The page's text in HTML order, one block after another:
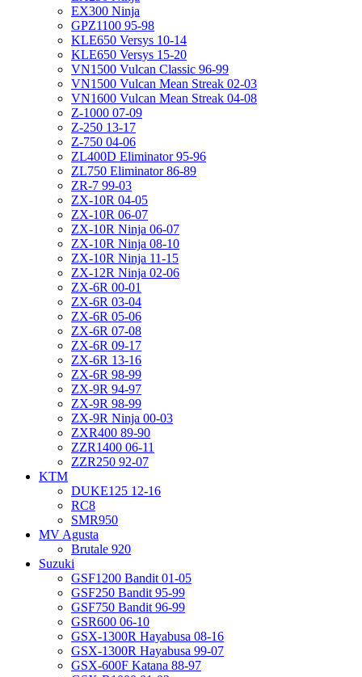
EX300 Ninja
GPZ1100 95-98
KLE650 Versys 10-14
KLE650 Versys 15-20
VN1500 Vulcan Classic 96-99
VN1500 Vulcan Mean Streak 02-03
VN1600 Vulcan Mean Streak 04-08
Z-1000 07-09
Z-250 13-17
Z-750 04-06
ZL400D Eliminator 95-96
ZL750 Eliminator 86-89
ZR-7 99-03
ZX-10R 04-05
ZX-10R 06-07
ZX-10R Ninja 06-07
ZX-10R Ninja 08-10
ZX-10R Ninja 11-15
ZX-12R Ninja 02-06
ZX-6R 00-01
ZX-6R 03-04
ZX-6R 05-06
ZX-6R 07-08
ZX-6R 09-17
ZX-6R 13-16
ZX-6R 98-99
ZX-9R 94-97
ZX-9R 98-99
ZX-9R Ninja 00-03
ZXR400 89-90
ZZR1400 06-11
ZZR250 92-07
KTM
DUKE125 12-16
RC8
SMR950
MV Agusta
Brutale 920
Suzuki
GSF1200 Bandit 01-05
GSF250 Bandit 95-99
GSF750 Bandit 96-99
GSR600 06-10
GSX-1300R Hayabusa 08-16
GSX-1300R Hayabusa 99-07
GSX-600F Katana 88-97